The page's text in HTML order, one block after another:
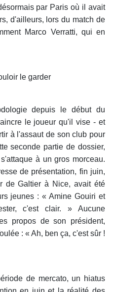
par Paris où il avait
d'ailleurs, lors du match de
Marco Verratti, qui en
le garder
depuis le début du
le joueur qu'il vise - et
à l'assaut de son club pour
seconde partie de dossier,
à un gros morceau.
de présentation, fin juin,
de Galtier à Nice, avait été
jeunes : « Amine Gouiri et
c'est clair. » Aucune
propos de son président,
: « Ah, ben ça, c'est sûr !
de mercato, un hiatus